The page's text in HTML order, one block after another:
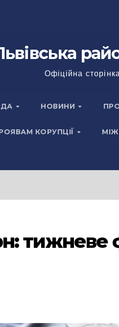
Офіційна
НОВИНИ
КОРУПЦІЇ
тижневе